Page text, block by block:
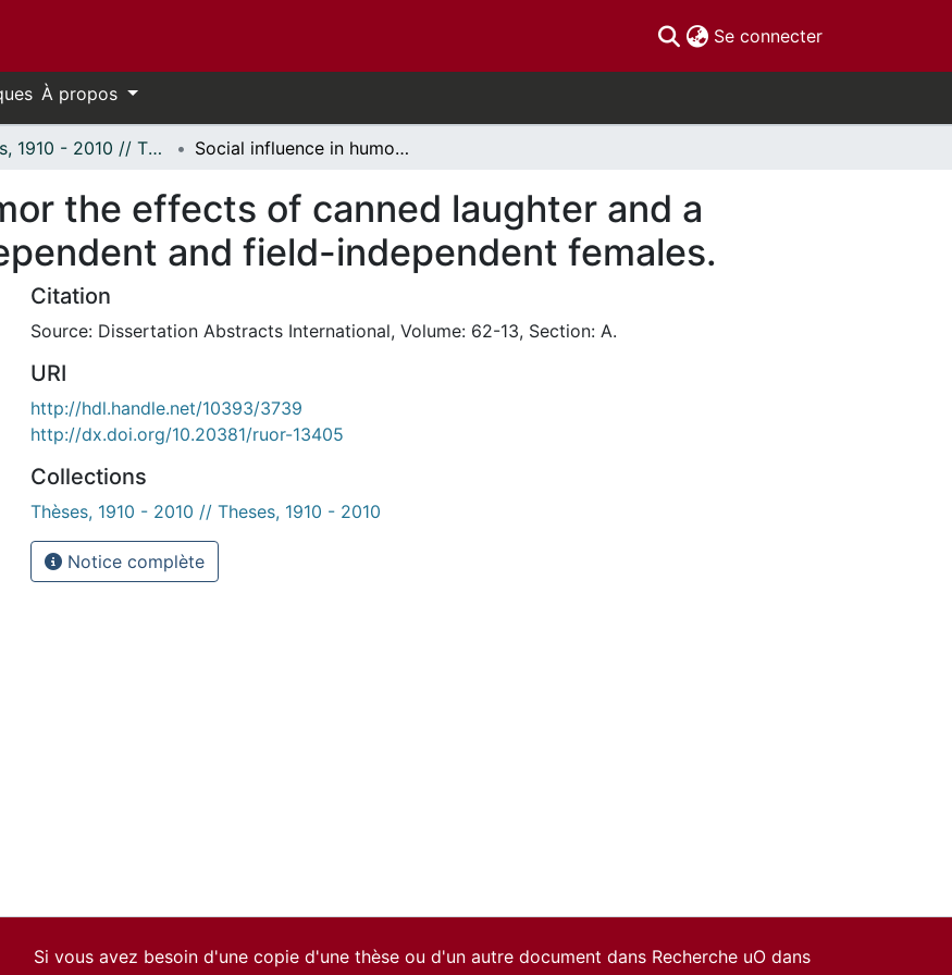
Se connecter(current)
À propos
Thèses, 1910 - 2010 // Theses, 1910 - 2010 Social influence in humor the effects of canned laughter and a companion on field-dependent and field-independent females.
the effects of canned laughter and a
and field-independent females.
Citation
Source: Dissertation Abstracts International, Volume: 62-13, Section: A.
URI
http://hdl.handle.net/10393/3739
http://dx.doi.org/10.20381/ruor-13405
Collections
Thèses, 1910 - 2010 // Theses, 1910 - 2010
Notice complète
Si vous avez besoin d'une copie d'une thèse ou d'un autre document dans Recherche uO dans